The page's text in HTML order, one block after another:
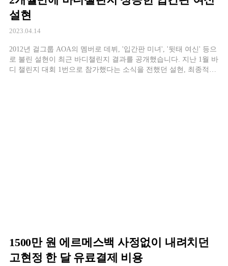
설현
2023.04.14
2012년 걸그룹 AOA의 멤버로 데뷔, '입간판 미녀', '뒷태 여신' 등으
로 불린 설현이 최근 바디챌린지 결과를 공개했습니다. 지난 1월 바
디 챌린지 대회 1번으로 참가했다는 소식을 전했던 설현, 최종적으
1500만 원 에르메스백 사정없이 내려치던
고현정 한 달 유료결제 비용